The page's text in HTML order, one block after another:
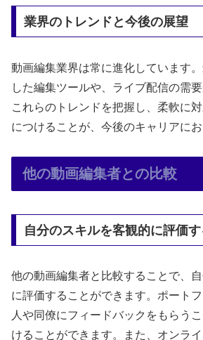
業界のトレンドと今後の展望
動画編集業界は常に進化しています
した編集ツールや、ライブ配信の需
これらのトレンドを把握し、柔軟に
につけることが、今後のキャリアにお
他の動画編集者との比較
自分のスキルを客観的に評価
他の動画編集者と比較することで、
に評価することができます。ポート
人や同僚にフィードバックをもらう
けることができます。また、オンラ